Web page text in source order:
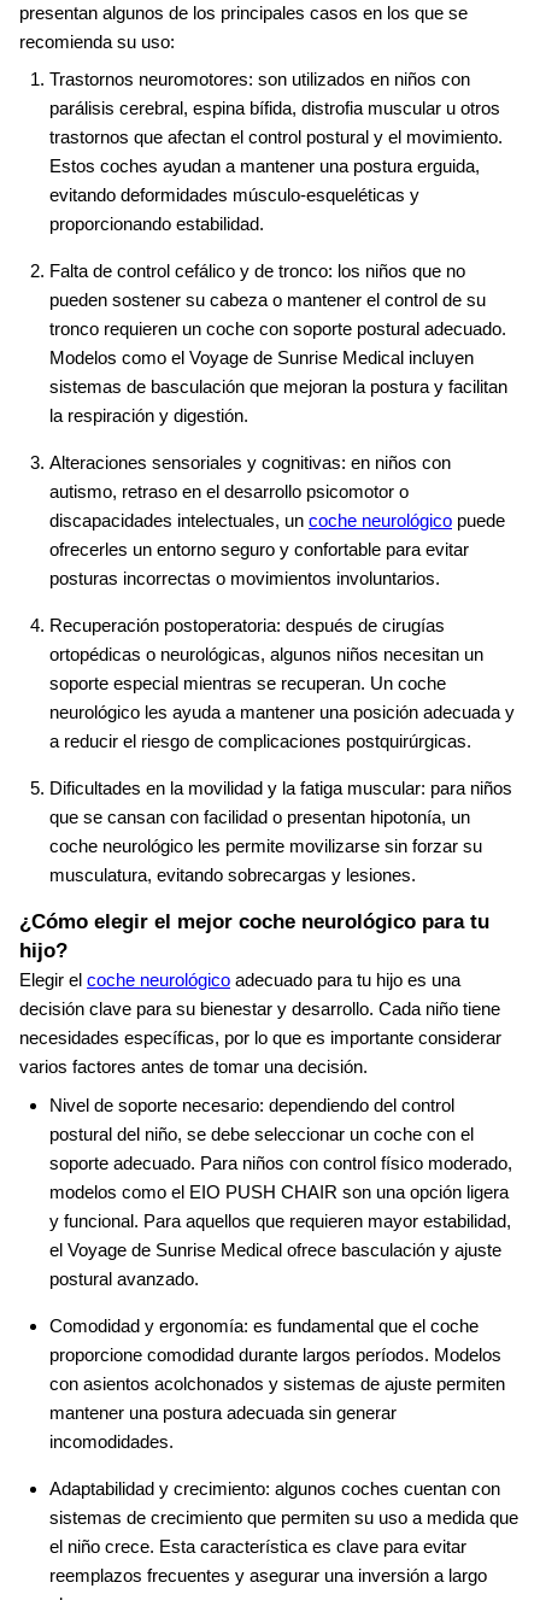
presentan algunos de los principales casos en los que se
recomienda su uso:
Trastornos neuromotores: son utilizados en niños con
parálisis cerebral, espina bífida, distrofia muscular u otros
trastornos que afectan el control postural y el movimiento.
Estos coches ayudan a mantener una postura erguida,
evitando deformidades músculo-esqueléticas y
proporcionando estabilidad.
Falta de control cefálico y de tronco: los niños que no
pueden sostener su cabeza o mantener el control de su
tronco requieren un coche con soporte postural adecuado.
Modelos como el Voyage de Sunrise Medical incluyen
sistemas de basculación que mejoran la postura y facilitan
la respiración y digestión.
Alteraciones sensoriales y cognitivas: en niños con
autismo, retraso en el desarrollo psicomotor o
discapacidades intelectuales, un coche neurológico puede
ofrecerles un entorno seguro y confortable para evitar
posturas incorrectas o movimientos involuntarios.
Recuperación postoperatoria: después de cirugías
ortopédicas o neurológicas, algunos niños necesitan un
soporte especial mientras se recuperan. Un coche
neurológico les ayuda a mantener una posición adecuada y
a reducir el riesgo de complicaciones postquirúrgicas.
Dificultades en la movilidad y la fatiga muscular: para niños
que se cansan con facilidad o presentan hipotonía, un
coche neurológico les permite movilizarse sin forzar su
musculatura, evitando sobrecargas y lesiones.
¿Cómo elegir el mejor coche neurológico para tu
hijo?
Elegir el coche neurológico adecuado para tu hijo es una
decisión clave para su bienestar y desarrollo. Cada niño tiene
necesidades específicas, por lo que es importante considerar
varios factores antes de tomar una decisión.
Nivel de soporte necesario: dependiendo del control
postural del niño, se debe seleccionar un coche con el
soporte adecuado. Para niños con control físico moderado,
modelos como el EIO PUSH CHAIR son una opción ligera
y funcional. Para aquellos que requieren mayor estabilidad,
el Voyage de Sunrise Medical ofrece basculación y ajuste
postural avanzado.
Comodidad y ergonomía: es fundamental que el coche
proporcione comodidad durante largos períodos. Modelos
con asientos acolchonados y sistemas de ajuste permiten
mantener una postura adecuada sin generar
incomodidades.
Adaptabilidad y crecimiento: algunos coches cuentan con
sistemas de crecimiento que permiten su uso a medida que
el niño crece. Esta característica es clave para evitar
reemplazos frecuentes y asegurar una inversión a largo